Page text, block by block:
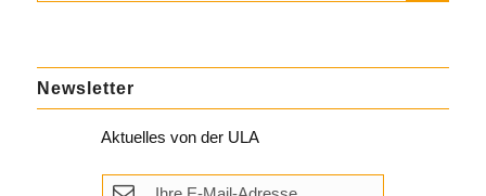
Newsletter
Aktuelles von der ULA